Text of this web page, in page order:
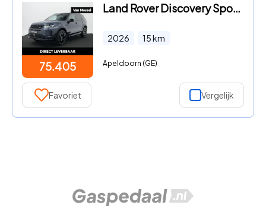
75.405
Land Rover Discovery Sport - 1.5 P270e PHEV Business Landmark Edition | Elek. Trekhaak |
2026 15km
Apeldoorn (GE)
Favoriet Vergelijk